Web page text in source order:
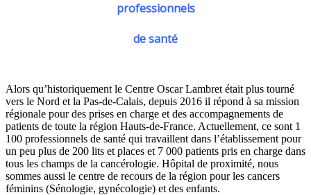
professionnels
de santé
Alors qu’historiquement le Centre Oscar Lambret était plus tourné
vers le Nord et la Pas-de-Calais, depuis 2016 il répond à sa mission
régionale pour des prises en charge et des accompagnements de
patients de toute la région Hauts-de-France. Actuellement, ce sont 1
100 professionnels de santé qui travaillent dans l’établissement pour
un peu plus de 200 lits et places et 7 000 patients pris en charge dans
tous les champs de la cancérologie. Hôpital de proximité, nous
sommes aussi le centre de recours de la région pour les cancers
féminins (Sénologie, gynécologie) et des enfants.